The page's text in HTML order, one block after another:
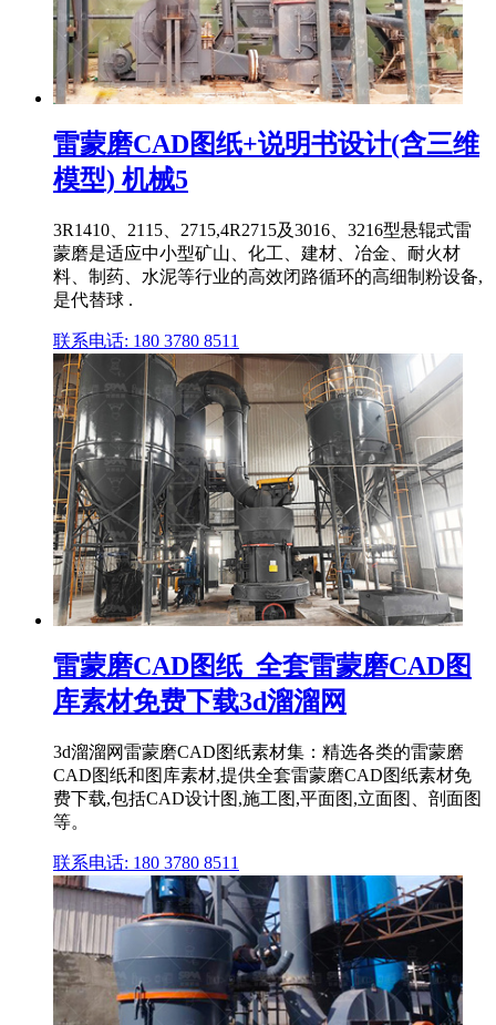
雷蒙磨CAD图纸+说明书设计(含三维
模型) 机械5
3R1410、2115、2715,4R2715及3016、3216型悬辊式雷
蒙磨是适应中小型矿山、化工、建材、冶金、耐火材
料、制药、水泥等行业的高效闭路循环的高细制粉设备,
是代替球 .
联系电话: 180 3780 8511
雷蒙磨CAD图纸_全套雷蒙磨CAD图
库素材免费下载3d溜溜网
3d溜溜网雷蒙磨CAD图纸素材集：精选各类的雷蒙磨
CAD图纸和图库素材,提供全套雷蒙磨CAD图纸素材免
费下载,包括CAD设计图,施工图,平面图,立面图、剖面图
等。
联系电话: 180 3780 8511